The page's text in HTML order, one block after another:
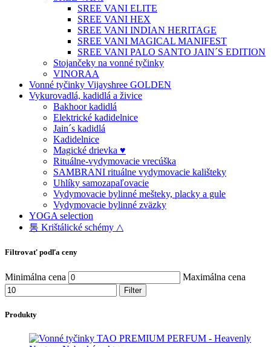
SREE VANI ELITE
SREE VANI HEX
SREE VANI INDIAN HERITAGE
SREE VANI MAGICAL MANIFEST
SREE VANI PALO SANTO JAIN´S EDITION
Stojančeky na vonné tyčinky
VINORAA
Vonné tyčinky Vijayshree GOLDEN
Vykurovadlá, kadidlá a živice
Bakhoor kadidlá
Elektrické kadidelnice
Jain´s kadidlá
Kadidelnice
Magické drievka ♥
Rituálne-vydymovacie vrecúška
SAMBRANI rituálne vydymovacie kališteky
Uhlíky samozapaľovacie
Vydymovacie bylinné mešteky, placky a gule
Vydymovacie bylinné zväzky
YOGA selection
통 Krištálické schémy △
Filtrovať podľa ceny
Minimálna cena Maximálna cena
Filter
Produkty